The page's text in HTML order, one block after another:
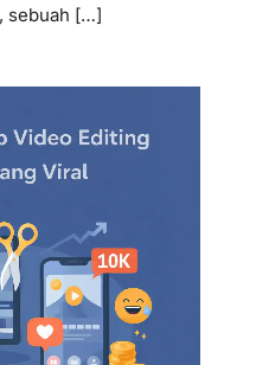
sebuah […]